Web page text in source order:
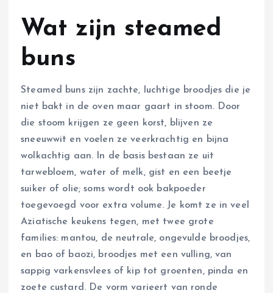
Wat zijn steamed
buns
Steamed buns zijn zachte, luchtige broodjes die je
niet bakt in de oven maar gaart in stoom. Door
die stoom krijgen ze geen korst, blijven ze
sneeuwwit en voelen ze veerkrachtig en bijna
wolkachtig aan. In de basis bestaan ze uit
tarwebloem, water of melk, gist en een beetje
suiker of olie; soms wordt ook bakpoeder
toegevoegd voor extra volume. Je komt ze in veel
Aziatische keukens tegen, met twee grote
families: mantou, de neutrale, ongevulde broodjes,
en bao of baozi, broodjes met een vulling, van
sappig varkensvlees of kip tot groenten, pinda en
zoete custard. De vorm varieert van ronde